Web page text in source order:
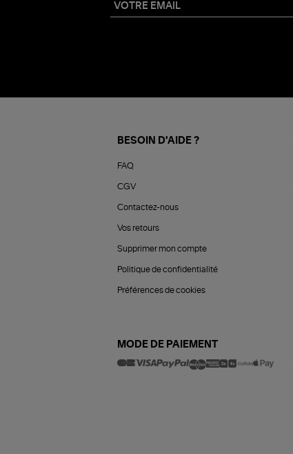
BESOIN D'AIDE ?
FAQ
CGV
Contactez-nous
Vos retours
Supprimer mon compte
Politique de confidentialité
Préférences de cookies
MODE DE PAIEMENT